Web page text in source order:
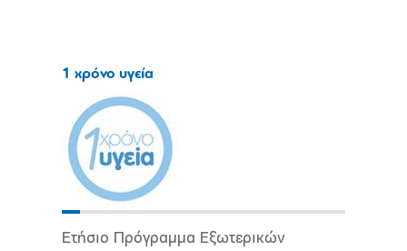
1 χρόνο υγεία
Ετήσιο Πρόγραμμα Εξωτερικών